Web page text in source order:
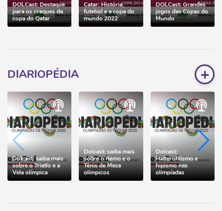
DOLCast: Destaque
para os craques da
copa do Qatar
Catar: História,
futebol e a copa do
mundo 2022
DOLCast: Grandes
jogos das Copas do
Mundo
DIARIOPÉDIA +
Dolcast: saiba mais
sobre o Triatlo e a
Vela olímpica
Dolcast: saiba mais
sobre o Remo e o
Tênis de Mesa
olímpicos
Dolcast:
Halterofilismo e
hipismo nas
olimpíadas